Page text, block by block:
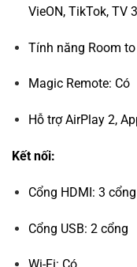
VieON, TikTok, TV
Tính năng Room
Magic Remote: Có
Hỗ trợ AirPlay 2,
Kết nối:
Cổng HDMI: 3 cổng
Cổng USB: 2 cổng